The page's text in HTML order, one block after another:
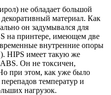
не обладает большой
материал. Как
он задумывался для
на принтере, имеющем две
внутренние опоры
HIPS имеет такую же
Он не токсичен,
при этом, как уже было
температур и
нагрузок.